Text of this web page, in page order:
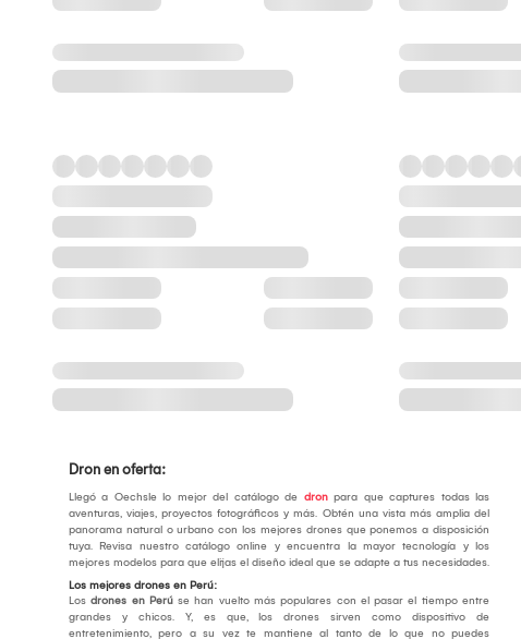
Dron en oferta:
Llegó a Oechsle lo mejor del catálogo de dronpara que captures todas las
aventuras, viajes, proyectos fotográficos y más. Obtén una vista más amplia del
panorama natural o urbano con los mejores drones que ponemos a disposición
tuya. Revisa nuestro catálogo online y encuentra la mayor tecnología y los
mejores modelos para que elijas el diseño ideal que se adapte a tus necesidades.
Los mejores drones en Perú:
Losdrones en Perúse han vuelto más populares con el pasar el tiempo entre
grandes y chicos. Y, es que, los drones sirven como dispositivo de
entretenimiento, pero a su vez te mantiene al tanto de lo que no puedes